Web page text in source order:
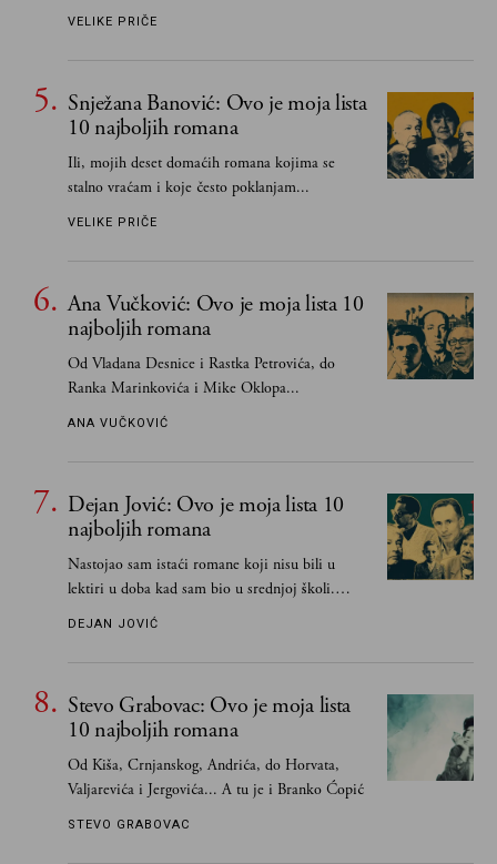
južnoslovenske književnosti
VELIKE PRIČE
Snježana Banović: Ovo je moja lista
10 najboljih romana
Ili, mojih deset domaćih romana kojima se
stalno vraćam i koje često poklanjam...
VELIKE PRIČE
Ana Vučković: Ovo je moja lista 10
najboljih romana
Od Vladana Desnice i Rastka Petrovića, do
Ranka Marinkovića i Mike Oklopa...
ANA VUČKOVIĆ
Dejan Jović: Ovo je moja lista 10
najboljih romana
Nastojao sam istaći romane koji nisu bili u
lektiri u doba kad sam bio u srednjoj školi.
Smatrao sam da su "klasici" već dovoljno
DEJAN JOVIĆ
Stevo Grabovac: Ovo je moja lista
10 najboljih romana
Od Kiša, Crnjanskog, Andrića, do Horvata,
Valjarevića i Jergovića... A tu je i Branko Ćopić
STEVO GRABOVAC